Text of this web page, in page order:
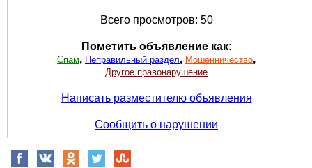
Всего просмотров: 50
Пометить объявление как:
Спам, Неправильный раздел, Мошенничество,
Другое правонарушение
Написать разместителю объявления
Сообщить о нарушении